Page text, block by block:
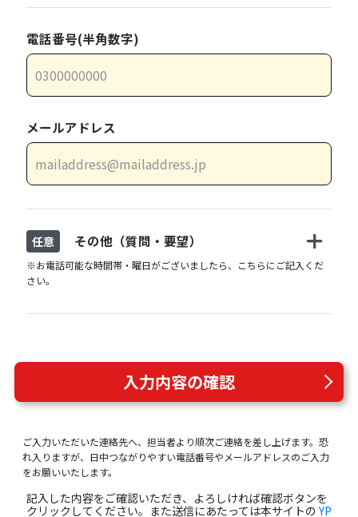
電話番号(半角数字)
メールアドレス
任意 その他（質問・要望）
※お電話可能な時間帯・曜日がございましたら、こちらにご記入くだ
さい。
入力内容の確認
ご入力いただいた連絡先へ、担当者より順次ご連絡を差し上げます。恐
れ入りますが、日中つながりやすい電話番号やメールアドレスのご入力
をお願いいたします。
記入した内容をご確認いただき、よろしければ確認ボタンを
クリックしてください。また送信にあたっては本サイトのYP